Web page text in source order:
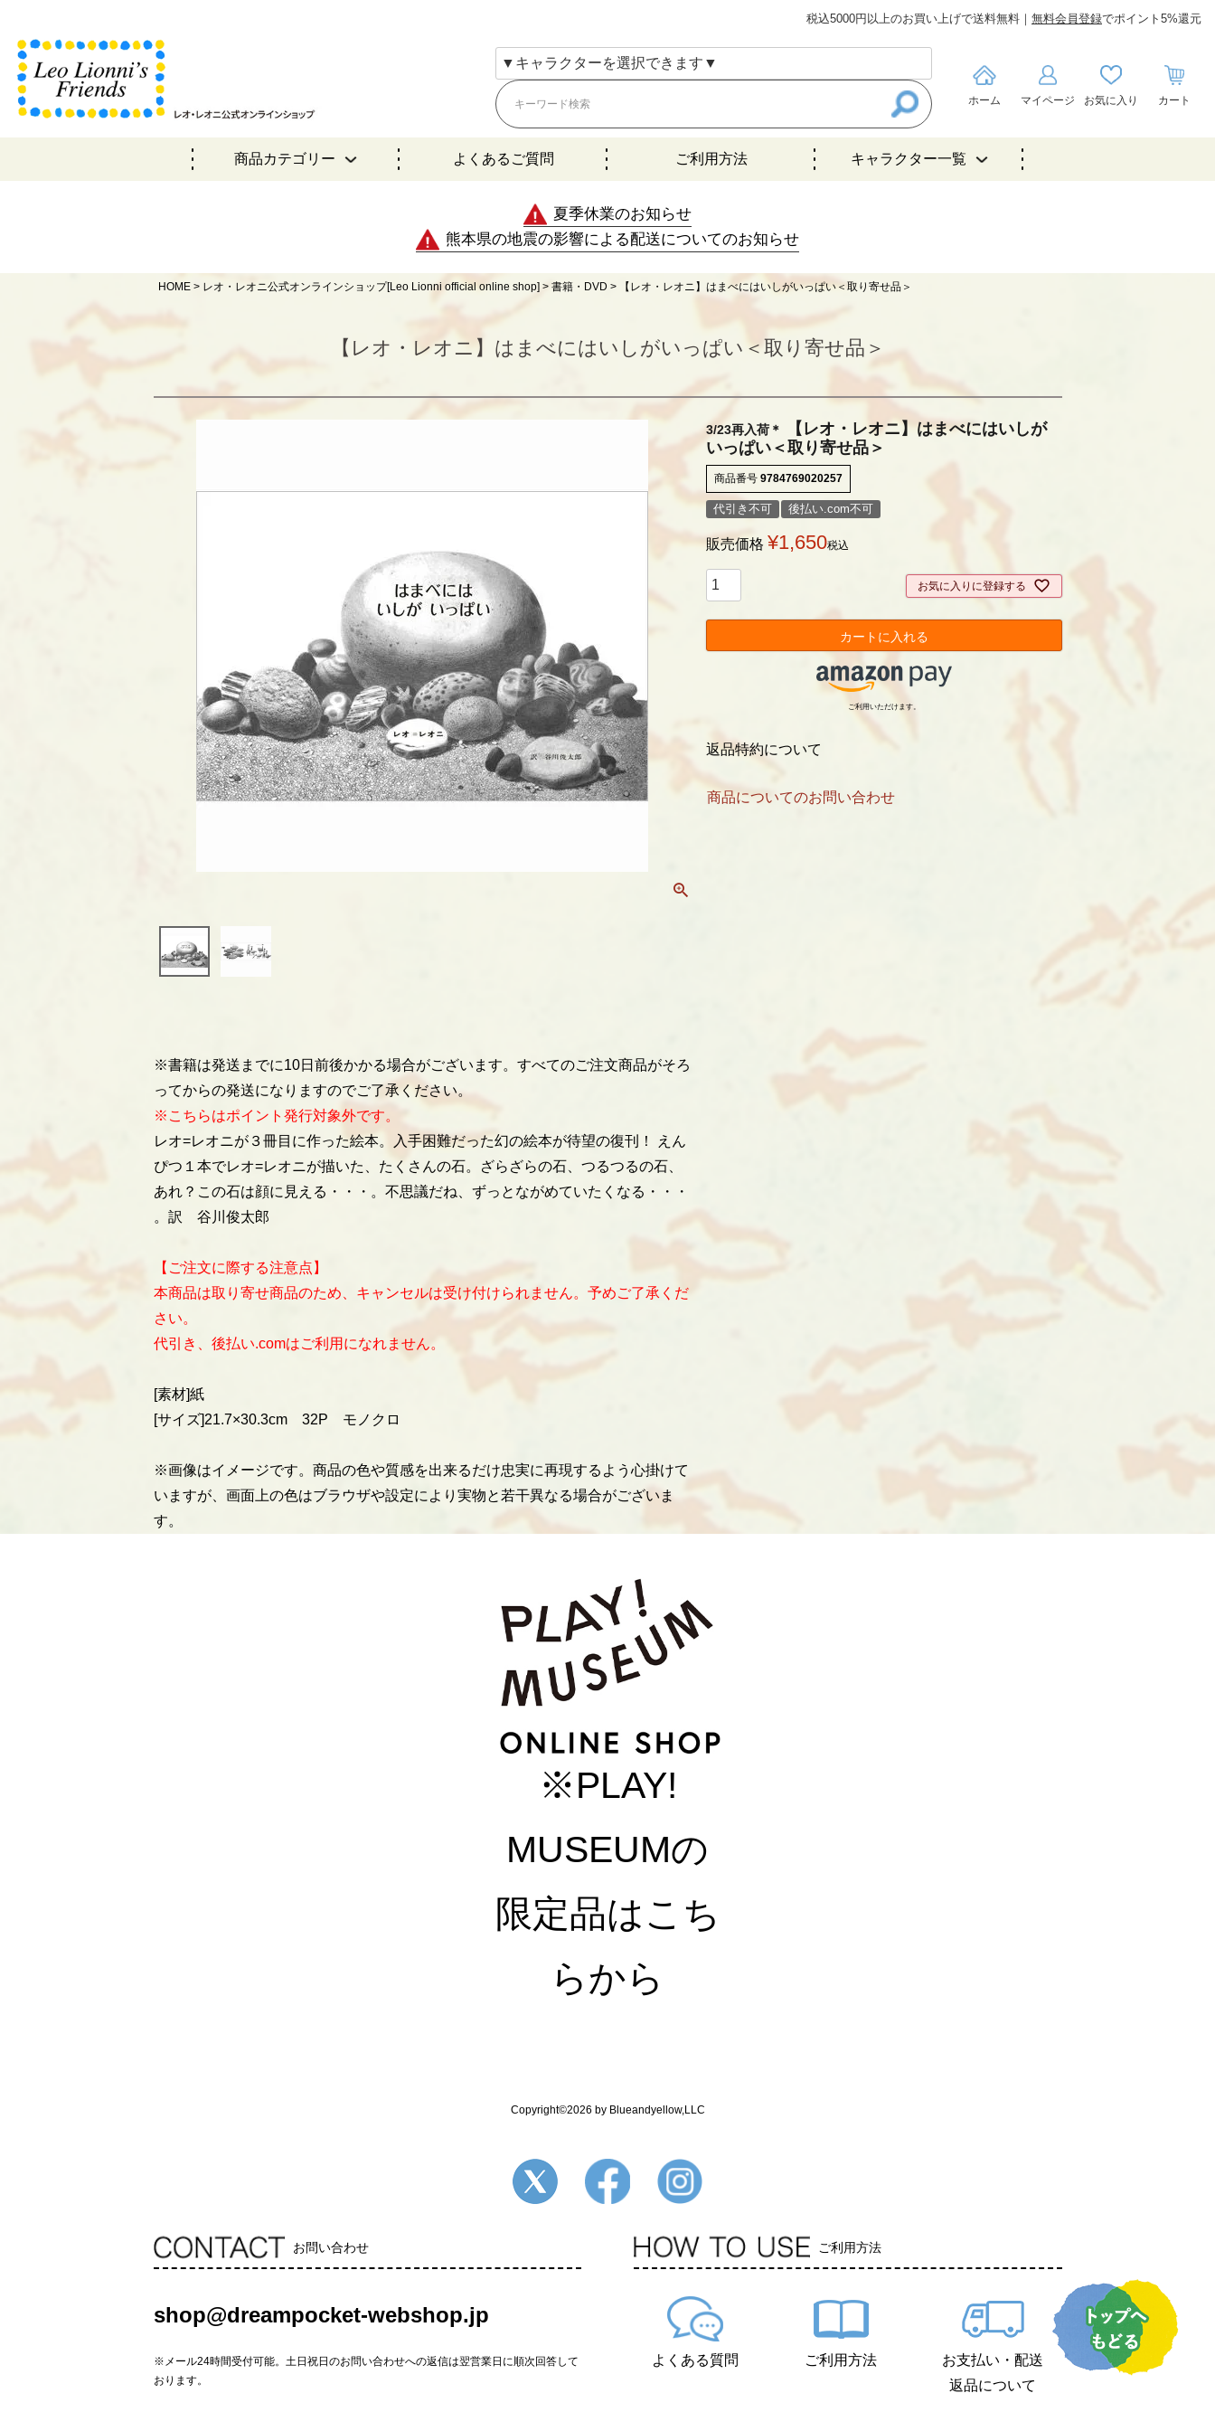
税込5000円以上のお買い上げで送料無料｜ 無料会員登録でポイント5%還元
ホーム マイページ お気に入り カート
商品カテゴリー よくあるご質問 ご利用方法 キャラクター一覧
夏季休業のお知らせ
熊本県の地震の影響による配送についてのお知らせ
HOME レオ・レオニ公式オンラインショップ[Leo Lionni official online shop] 書籍・DVD 【レオ・レオニ】はまべにはいしがいっぱい＜取り寄せ品＞
【レオ・レオニ】はまべにはいしがいっぱい＜取り寄せ品＞
3/23再入荷＊
【レオ・レオニ】はまべにはいしが
いっぱい＜取り寄せ品＞
商品番号 9784769020257
代引き不可 後払い.com不可
販売価格 ¥1,650税込
お気に入りに登録する
カートに入れる
ご利用いただけます。
返品特約について
商品についてのお問い合わせ
※書籍は発送までに10日前後かかる場合がございます。すべてのご注文商品がそろ
ってからの発送になりますのでご了承ください。
※こちらはポイント発行対象外です。
レオ=レオニが３冊目に作った絵本。入手困難だった幻の絵本が待望の復刊！ えん
ぴつ１本でレオ=レオニが描いた、たくさんの石。ざらざらの石、つるつるの石、
あれ？この石は顔に見える・・・。不思議だね、ずっとながめていたくなる・・・
。訳 谷川俊太郎
【ご注文に際する注意点】
本商品は取り寄せ商品のため、キャンセルは受け付けられません。予めご了承くだ
さい。
代引き、後払い.comはご利用になれません。
[素材]紙
[サイズ]21.7×30.3cm 32P モノクロ
※画像はイメージです。商品の色や質感を出来るだけ忠実に再現するよう心掛けて
いますが、画面上の色はブラウザや設定により実物と若干異なる場合がございま
す。
※PLAY!
MUSEUMの
限定品はこち
らから
Copyright©2026 by Blueandyellow,LLC
お問い合わせ
shop@dreampocket-webshop.jp
※メール24時間受付可能。土日祝日のお問い合わせへの返信は翌営業日に順次回答して
おります。
ご利用方法
よくある質問 ご利用方法
お支払い・配送
返品について